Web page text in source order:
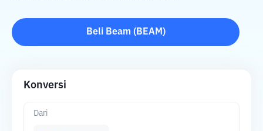
Beli Beam( BEAM )
Konversi
Dari